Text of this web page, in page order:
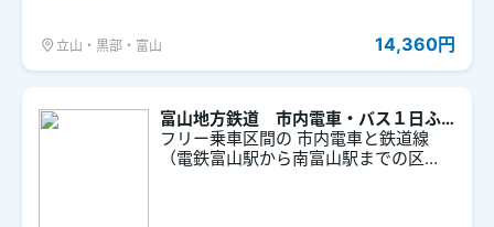
抜ける片道タイプのチケットです。
立山・黒部・富山 14,360円
富山地方鉄道 市内電車・バス１日ふ
りーきっぷ
フリー乗車区間の 市内電車と鉄道線
（電鉄富山駅から南富山駅までの区